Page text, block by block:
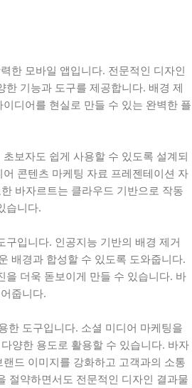
한 모바일 앱입니다. 전문적인 디자인
기능과 도구를 제공합니다. 배경 제
디어를 현실로 만들 수 있는 완벽한 플
보자도 쉽게 사용할 수 있도록 설계되
콘텐츠 마케팅 자료 프레젠테이션 자
바자르트는 클라우드 기반으로 작동
습니다.
입니다. 인공지능 기반의 배경 제거
배경과 합성할 수 있도록 도와줍니다.
더욱 돋보이게 만들 수 있습니다. 바
줍니다.
한 도구입니다. 소셜 미디어 마케팅을
양한 용도로 활용할 수 있습니다. 바자
드 이미지를 강화하고 고객과의 소통
절약하면서도 전문적인 디자인 결과물